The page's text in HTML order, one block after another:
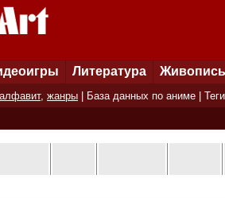
Литература Живопись
алфавит, жанры База данных по аниме Теги